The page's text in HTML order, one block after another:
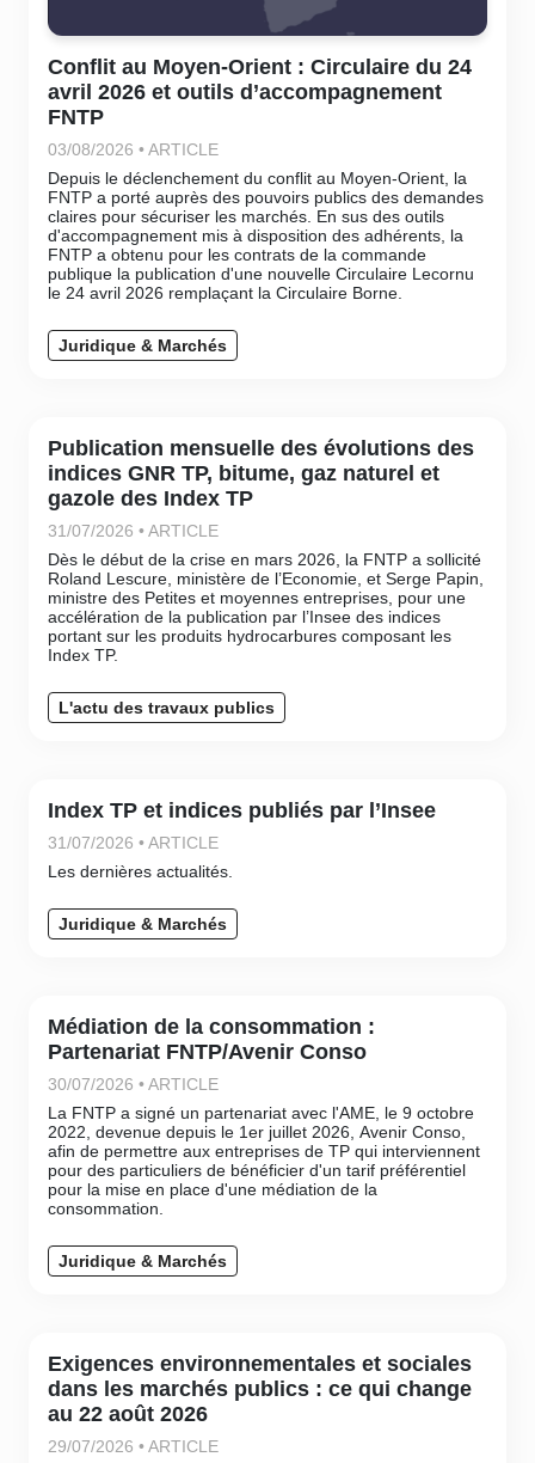
Conflit au Moyen-Orient : Circulaire du 24
avril 2026 et outils d’accompagnement
FNTP
03/08/2026 • ARTICLE
Depuis le déclenchement du conflit au Moyen-Orient, la
FNTP a porté auprès des pouvoirs publics des demandes
claires pour sécuriser les marchés. En sus des outils
d'accompagnement mis à disposition des adhérents, la
FNTP a obtenu pour les contrats de la commande
publique la publication d'une nouvelle Circulaire Lecornu
le 24 avril 2026 remplaçant la Circulaire Borne.
Juridique & Marchés
Publication mensuelle des évolutions des
indices GNR TP, bitume, gaz naturel et
gazole des Index TP
31/07/2026 • ARTICLE
Dès le début de la crise en mars 2026, la FNTP a sollicité
Roland Lescure, ministère de l’Economie, et Serge Papin,
ministre des Petites et moyennes entreprises, pour une
accélération de la publication par l’Insee des indices
portant sur les produits hydrocarbures composant les
Index TP.
L'actu des travaux publics
Index TP et indices publiés par l’Insee
31/07/2026 • ARTICLE
Les dernières actualités.
Juridique & Marchés
Médiation de la consommation :
Partenariat FNTP/Avenir Conso
30/07/2026 • ARTICLE
La FNTP a signé un partenariat avec l'AME, le 9 octobre
2022, devenue depuis le 1er juillet 2026, Avenir Conso,
afin de permettre aux entreprises de TP qui interviennent
pour des particuliers de bénéficier d'un tarif préférentiel
pour la mise en place d'une médiation de la
consommation.
Juridique & Marchés
Exigences environnementales et sociales
dans les marchés publics : ce qui change
au 22 août 2026
29/07/2026 • ARTICLE